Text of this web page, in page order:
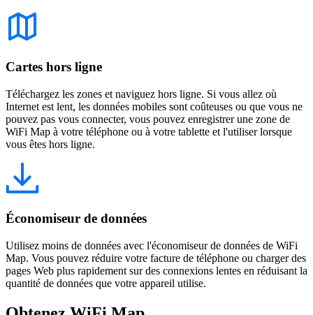
Cartes hors ligne
Téléchargez les zones et naviguez hors ligne. Si vous allez où
Internet est lent, les données mobiles sont coûteuses ou que vous ne
pouvez pas vous connecter, vous pouvez enregistrer une zone de
WiFi Map à votre téléphone ou à votre tablette et l'utiliser lorsque
vous êtes hors ligne.
Économiseur de données
Utilisez moins de données avec l'économiseur de données de WiFi
Map. Vous pouvez réduire votre facture de téléphone ou charger des
pages Web plus rapidement sur des connexions lentes en réduisant la
quantité de données que votre appareil utilise.